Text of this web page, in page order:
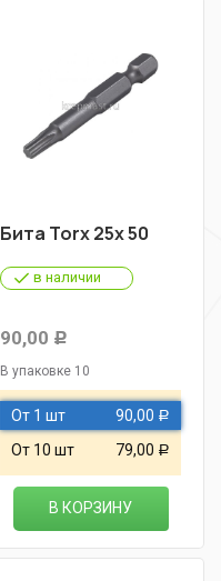
Бита Torx 25х 50
в наличии
90,00 Р
В упаковке 10
От 1 шт 90,00 Р
От 10 шт 79,00 Р
В КОРЗИНУ